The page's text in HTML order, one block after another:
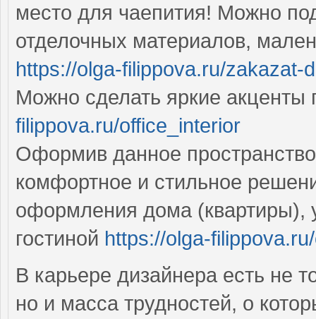
место для чаепития! Можно
отделочных материалов,
https://olga-filippova.ru/zakazat-
Можно сделать яркие
filippova.ru/office_interior
Оформив данное
комфортное и стильное
оформления дома (квартиры),
гостиной https://olga-
В карьере дизайнера есть не
но и масса трудностей, о